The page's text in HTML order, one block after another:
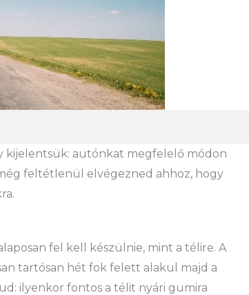
kijelentsük: autónkat megfelelő módon
feltétlenül elvégezned ahhoz, hogy
fel kell készülnie, mint a télire. A
tartósan hét fok felett alakul majd a
ilyenkor fontos a télit nyári gumira